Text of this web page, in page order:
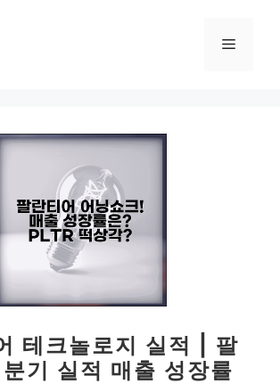
메
테크놀로지 실적 | 팔
기 실적 매출 성장률